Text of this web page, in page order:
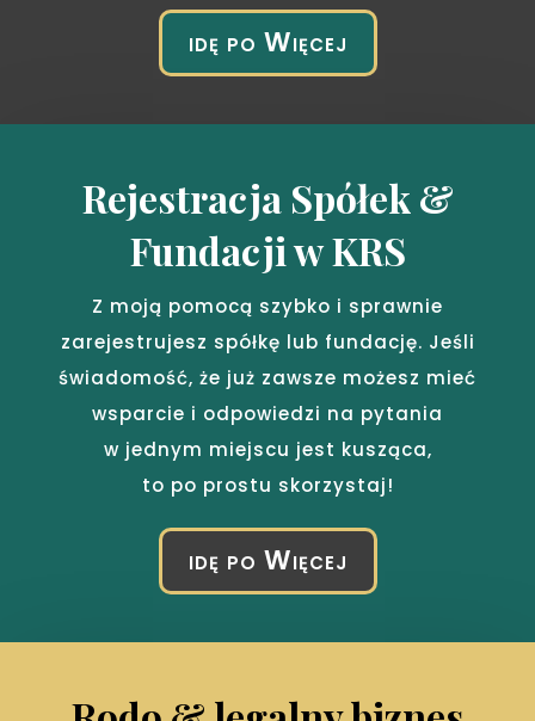
idę po Więcej
Rejestracja Spółek &
Fundacji w KRS
Z moją pomocą szybko i sprawnie
zarejestrujesz spółkę lub fundację. Jeśli
świadomość, że już zawsze możesz mieć
wsparcie i odpowiedzi na pytania
w jednym miejscu jest kusząca,
to po prostu skorzystaj!
idę po Więcej